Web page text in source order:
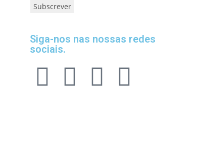
Subscrever
Siga-nos nas nossas redes
sociais.